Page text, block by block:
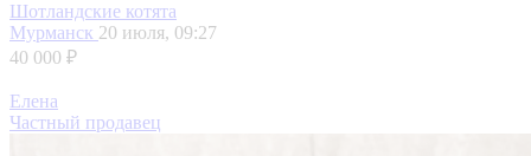
Шотландские котята
Мурманск 20 июля, 09:27
40 000 ₽
Елена
Частный продавец